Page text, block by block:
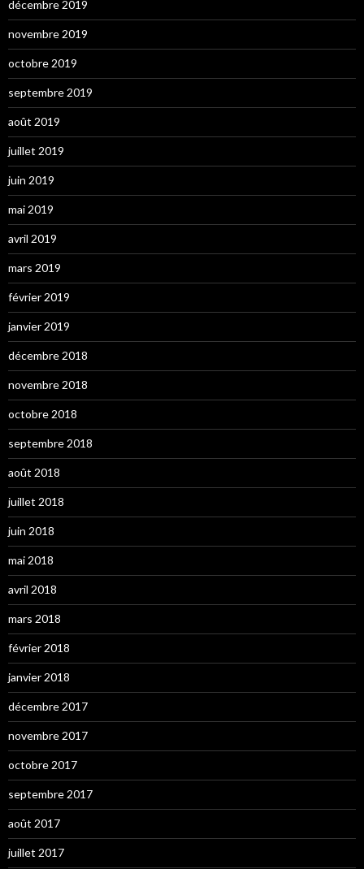
décembre 2019
novembre 2019
octobre 2019
septembre 2019
août 2019
juillet 2019
juin 2019
mai 2019
avril 2019
mars 2019
février 2019
janvier 2019
décembre 2018
novembre 2018
octobre 2018
septembre 2018
août 2018
juillet 2018
juin 2018
mai 2018
avril 2018
mars 2018
février 2018
janvier 2018
décembre 2017
novembre 2017
octobre 2017
septembre 2017
août 2017
juillet 2017